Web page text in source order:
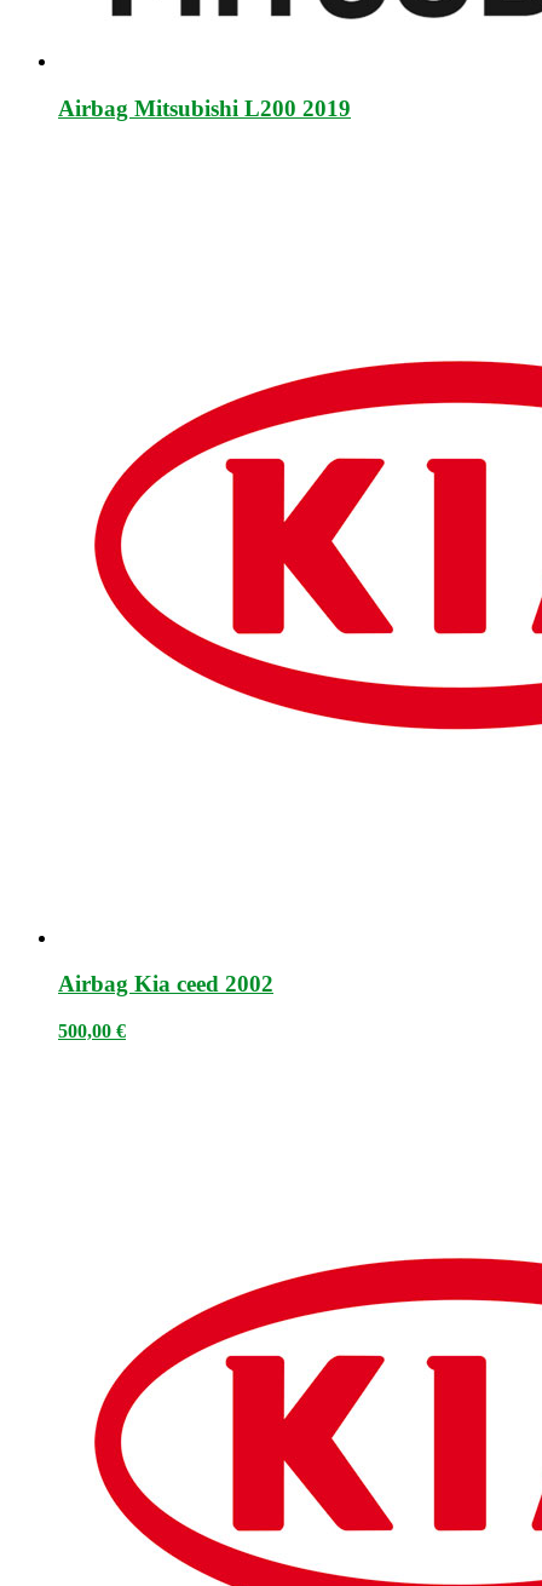
Airbag Mitsubishi L200 2019
Airbag Kia ceed 2002
500,00 €